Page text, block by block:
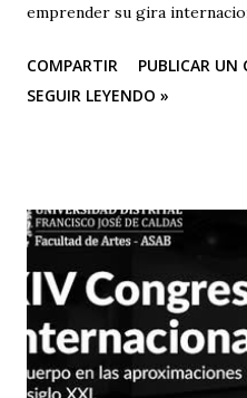
emprender su gira
CASA TEA con sus últimas
“Efímero”, La Casa del
imborrable en todos los que
Silencio se embarcará
internacional, llevando su
físico con funciones y
(dónde La Casa Del Silencio
ya que el teatro físico tiene
COMPARTIR
PUBLICAR UN
SEGUIR LEYENDO »